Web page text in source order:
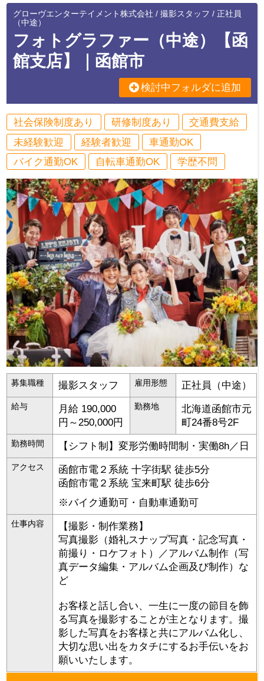
グローヴエンターテイメント株式会社 / 撮影スタッフ / 正社員
（中途）
フォトグラファー（中途）【函
館支店】｜函館市
検討中フォルダに追加
社会保険制度あり 研修制度あり
交通費支給
未経験歓迎
経験者歓迎
車通勤OK
バイク通勤OK
自転車通勤OK 学歴不問
募集職種 撮影スタッフ 雇用形態 正社員（中途）
給与
月給 190,000
円～250,000円
勤務地 北海道函館市元
町24番8号2F
勤務時間 【シフト制】変形労働時間制・実働8h／日
アクセス
函館市電２系統 十字街駅 徒歩5分
函館市電２系統 宝来町駅 徒歩6分
※バイク通勤可・自動車通勤可
仕事内容
【撮影・制作業務】
写真撮影（婚礼スナップ写真・記念写真・
前撮り・ロケフォト）／アルバム制作（写
真データ編集・アルバム企画及び制作）な
ど
お客様と話し合い、一生に一度の節目を飾
る写真を撮影することが主となります。撮
影した写真をお客様と共にアルバム化し、
大切な思い出をカタチにするお手伝いをお
願いいたします。